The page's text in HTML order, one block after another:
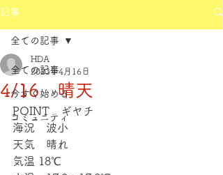
記事
全ての記事
今すぐ始める
コミュニティ
全ての記事
4/16 晴天
HDA
2023年4月16日
POINT　ギヤチ
海況　波小
天気　晴れ
気温 18℃